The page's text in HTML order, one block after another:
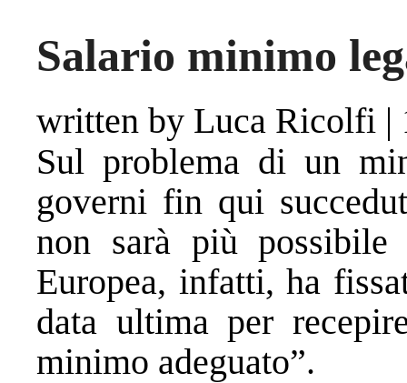
Salario minimo
written by Luca Ricolfi |
Sul problema di un
governi fin qui
non sarà più
Europea, infatti, ha
data ultima per
minimo adeguato”.